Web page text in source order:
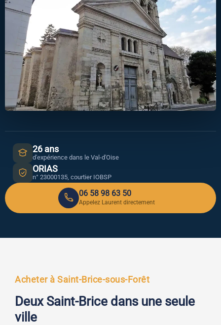
26 ans
d'expérience dans le Val-d'Oise
ORIAS
n° 23000135, courtier IOBSP
06 58 98 63 50
Appelez Laurent directement
Acheter à Saint-Brice-sous-Forêt
Deux Saint-Brice dans une seule
ville